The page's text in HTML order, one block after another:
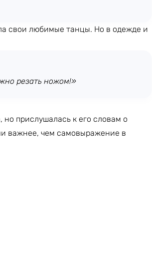
свои любимые танцы. Но в одежде и
резать ножом!»
прислушалась к его словам о
важнее, чем самовыражение в